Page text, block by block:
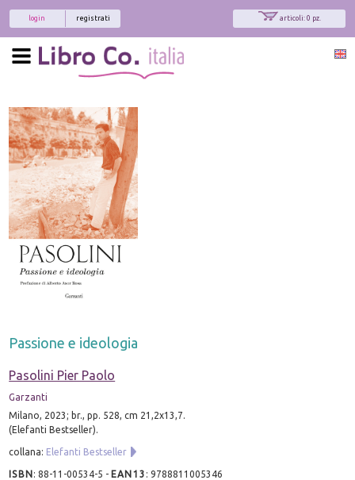
articoli: 0 pz.
registrati
login
Passione e ideologia
Pasolini Pier Paolo
Garzanti
Milano, 2023; br., pp. 528, cm 21,2x13,7.
(Elefanti Bestseller).
collana: Elefanti Bestseller
ISBN:88-11-00534-5 - EAN13 :9788811005346